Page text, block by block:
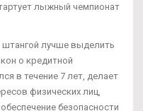
лыжный чемпионат
лучше выделить
о кредитной
в течение 7 лет, делает
физических лиц,
безопасности